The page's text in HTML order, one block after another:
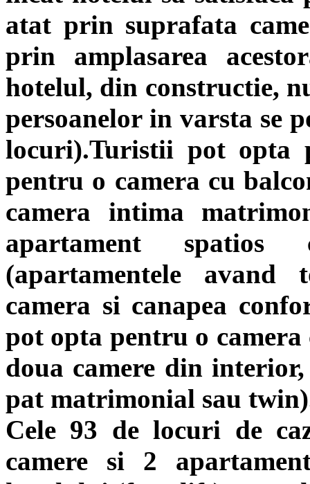
atat prin suprafata
prin amplasarea
hotelul, din constructie,
persoanelor in varsta se
locuri).Turistii pot opta
pentru o camera cu
camera intima
apartament
(apartamentele
camera si canapea
pot opta pentru o
doua camere din
pat matrimonial sau
Cele 93 de locuri de
camere si 2